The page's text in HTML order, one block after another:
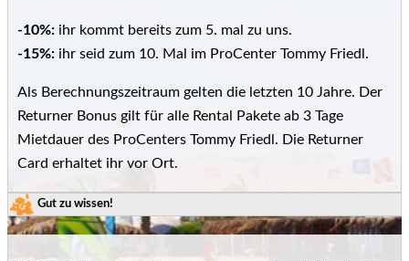
-10%: ihr kommt bereits zum 5. mal zu uns.
-15%: ihr seid zum 10. Mal im ProCenter Tommy Friedl.
Als Berechnungszeitraum gelten die letzten 10 Jahre. Der
Returner Bonus gilt für alle Rental Pakete ab 3 Tage
Mietdauer des ProCenters Tommy Friedl. Die Returner
Card erhaltet ihr vor Ort.
Gut zu wissen!